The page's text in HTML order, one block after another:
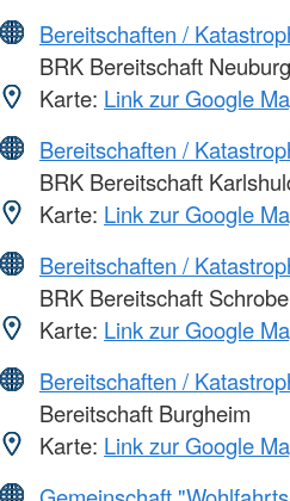
Bereitschaften /
BRK Bereitschaft Neuburg
Karte: Link zur Google
Bereitschaften /
BRK Bereitschaft
Karte: Link zur Google
Bereitschaften /
BRK Bereitschaft
Karte: Link zur Google
Bereitschaften /
Bereitschaft Burgheim
Karte: Link zur Google